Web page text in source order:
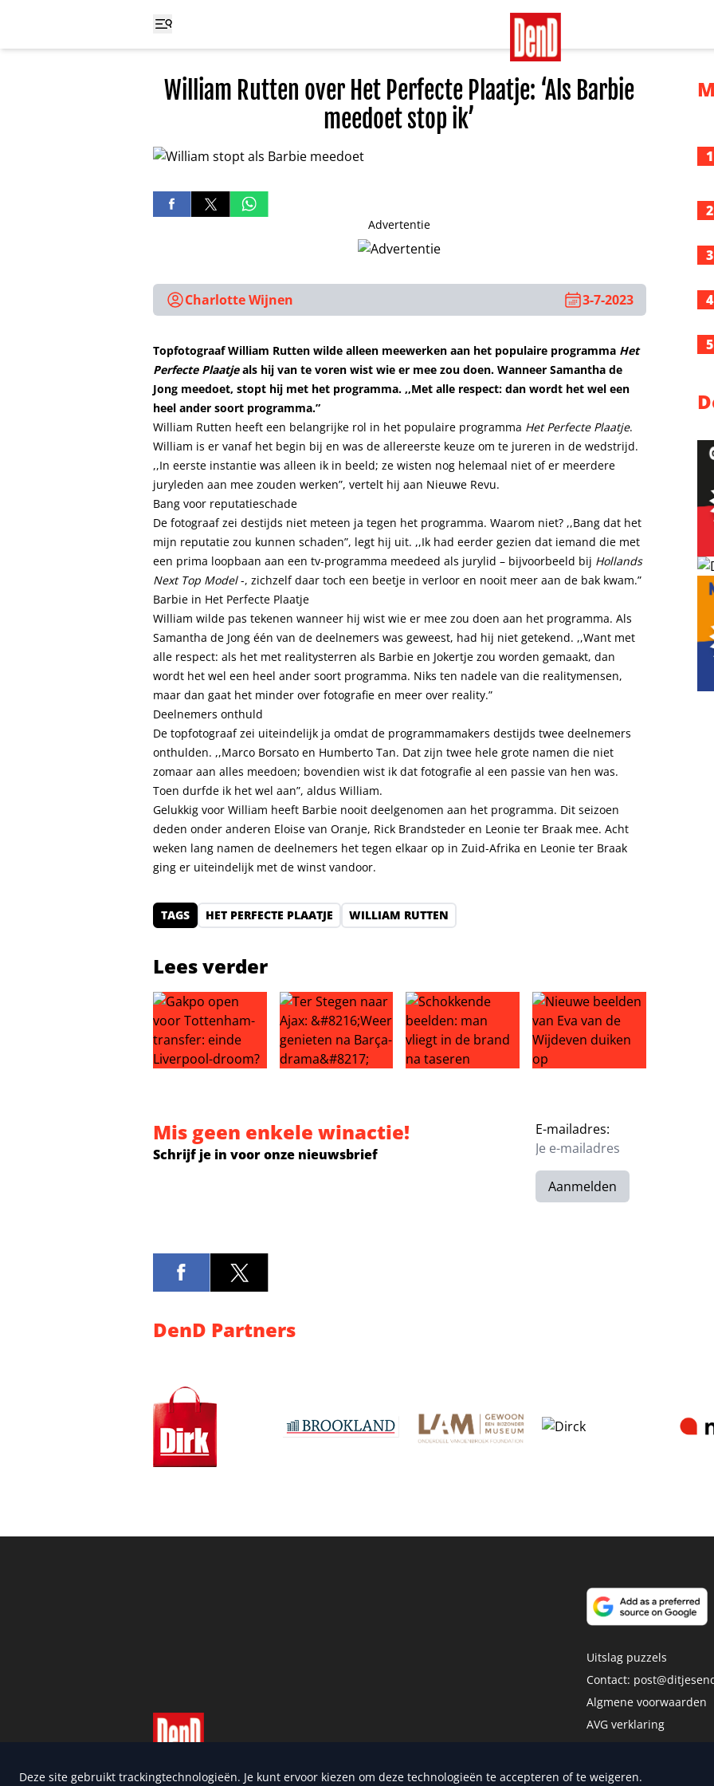
William Rutten over Het Perfecte Plaatje: ‘Als Barbie
meedoet stop ik’
Advertentie
Charlotte Wijnen 3-7-2023
Topfotograaf William Rutten wilde alleen meewerken aan het populaire programma Het
Perfecte Plaatjeals hij van te voren wist wie er mee zou doen. Wanneer Samantha de
Jong meedoet, stopt hij met het programma. ,,Met alle respect: dan wordt het wel een
heel ander soort programma.”
William Rutten heeft een belangrijke rol in het populaire programma Het Perfecte Plaatje.
William is er vanaf het begin bij en was de allereerste keuze om te jureren in de wedstrijd.
,,In eerste instantie was alleen ik in beeld; ze wisten nog helemaal niet of er meerdere
juryleden aan mee zouden werken”, vertelt hij aan Nieuwe Revu.
Bang voor reputatieschade
De fotograaf zei destijds niet meteen ja tegen het programma. Waarom niet? ,,Bang dat het
mijn reputatie zou kunnen schaden”, legt hij uit. ,,Ik had eerder gezien dat iemand die met
een prima loopbaan aan een tv-programma meedeed als jurylid – bijvoorbeeld bij Hollands
Next Top Model-, zichzelf daar toch een beetje in verloor en nooit meer aan de bak kwam.”
Barbie in Het Perfecte Plaatje
William wilde pas tekenen wanneer hij wist wie er mee zou doen aan het programma. Als
Samantha de Jong één van de deelnemers was geweest, had hij niet getekend. ,,Want met
alle respect: als het met realitysterren als Barbie en Jokertje zou worden gemaakt, dan
wordt het wel een heel ander soort programma. Niks ten nadele van die realitymensen,
maar dan gaat het minder over fotografie en meer over reality.”
Deelnemers onthuld
De topfotograaf zei uiteindelijk ja omdat de programmamakers destijds twee deelnemers
onthulden. ,,Marco Borsato en Humberto Tan. Dat zijn twee hele grote namen die niet
zomaar aan alles meedoen; bovendien wist ik dat fotografie al een passie van hen was.
Toen durfde ik het wel aan”, aldus William.
Gelukkig voor William heeft Barbie nooit deelgenomen aan het programma. Dit seizoen
deden onder anderen Eloise van Oranje, Rick Brandsteder en Leonie ter Braak mee. Acht
weken lang namen de deelnemers het tegen elkaar op in Zuid-Afrika en Leonie ter Braak
ging er uiteindelijk met de winst vandoor.
TAGS HET PERFECTE PLAATJE WILLIAM RUTTEN
Lees verder
1
2
3
4
5
Mis geen enkele winactie!
Schrijf je in voor onze nieuwsbrief
E-mailadres:
Aanmelden
DenD Partners
Uitslag puzzels
Contact:
Algmene voorwaarden
AVG verklaring
Deze site gebruikt trackingtechnologieën. Je kunt ervoor kiezen om deze technologieën te accepteren of te weigeren.